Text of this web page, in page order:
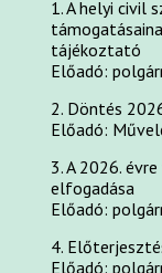
1. A helyi civil
tájékoztató
Előadó:
2. Döntés
Előadó:
3. A 2026.
elfogadása
Előadó:
4.
Előadó: